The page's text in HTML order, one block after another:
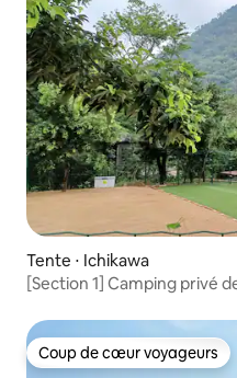
Tente ⋅ Ichikawa
[Section 1] Camping privé
du lac
Coup de cœur voyageurs
Coup de cœur voyageurs